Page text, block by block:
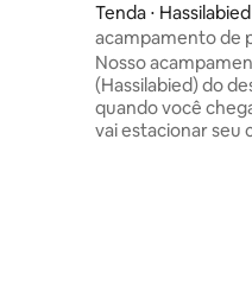
Tenda ⋅ Hassilabied
acampamento de
saara
Nosso
(Hassilabied) do
quando você
vai estacionar seu